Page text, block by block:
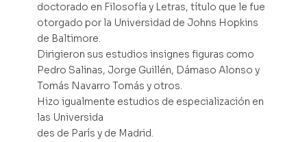
doctorado en Filosofía y Letras, título que le fue
otorgado por la Universidad de Johns Hopkins
de Baltimore.
Dirigieron sus estudios insignes figuras como
Pedro Salinas, Jorge Guillén, Dámaso Alonso y
Tomás Navarro Tomás y otros.
Hizo igualmente estudios de especialización en
las Universida
des de París y de Madrid.